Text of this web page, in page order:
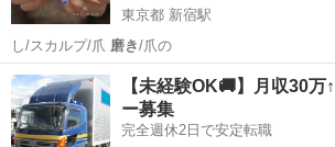
東京都 新宿駅
し/スカルプ/爪 磨き/爪の
東京 新宿区 新宿駅 ネイル ネイル
【未経験OK🚚】月収30万
ー募集
完全週休2日で安定転職